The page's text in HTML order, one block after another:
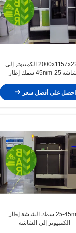
2000x1157x2200 الكمبيوتر إلى
الشاشة 25-45mm سمك إطار
احصل على أفضل سعر
25-45mm سمك الشاشة إطار
الكمبيوتر إلى الشاشة